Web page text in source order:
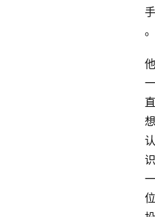
手
。
他
一
直
想
认
识
一
位